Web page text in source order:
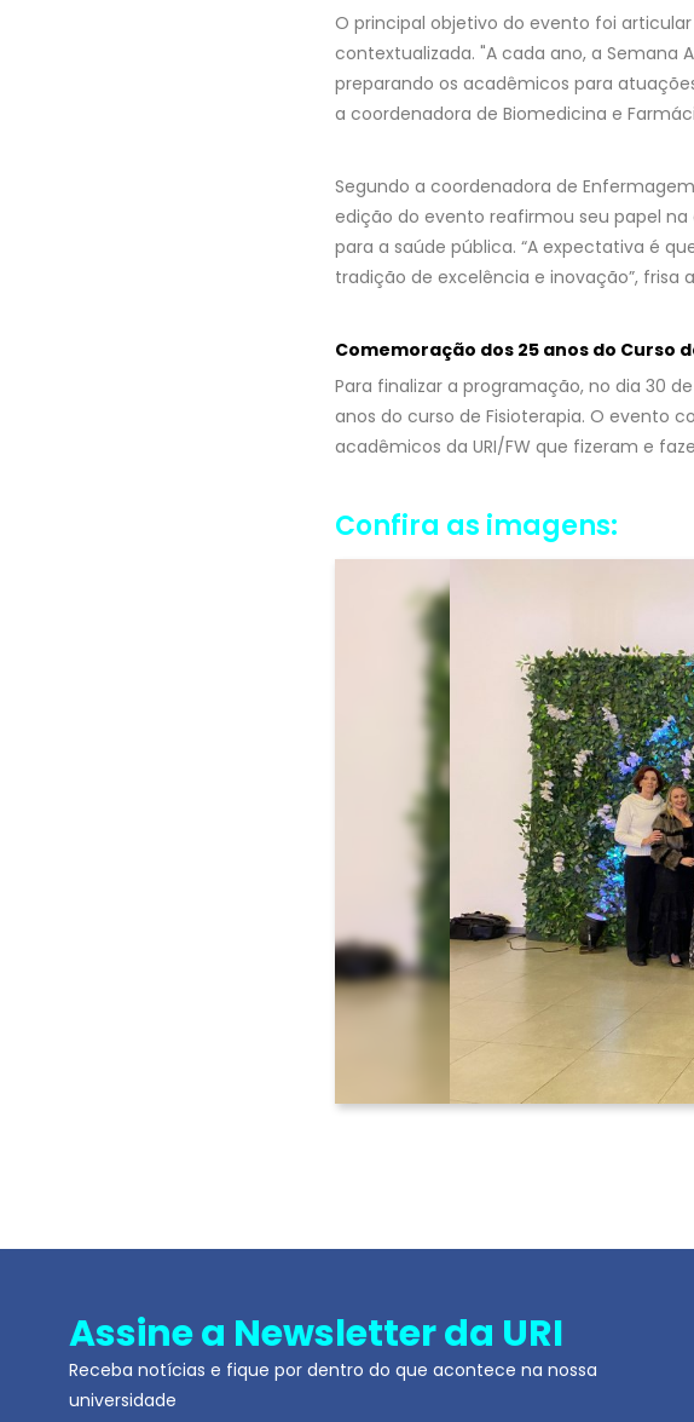
O principal objetivo do evento foi
contextualizada. "A cada ano, a Semana
preparando os acadêmicos para
a coordenadora de Biomedicina e
Segundo a coordenadora de
edição do evento reafirmou seu papel
para a saúde pública. “A expectativa é
tradição de excelência e inovação”, frisa
Comemoração dos 25 anos do Curso
Para finalizar a programação, no dia 30
anos do curso de Fisioterapia. O evento
acadêmicos da URI/FW que fizeram e
Confira as imagens:
Assine a Newsletter da URI
Receba notícias e fique por dentro do que acontece na nossa
universidade